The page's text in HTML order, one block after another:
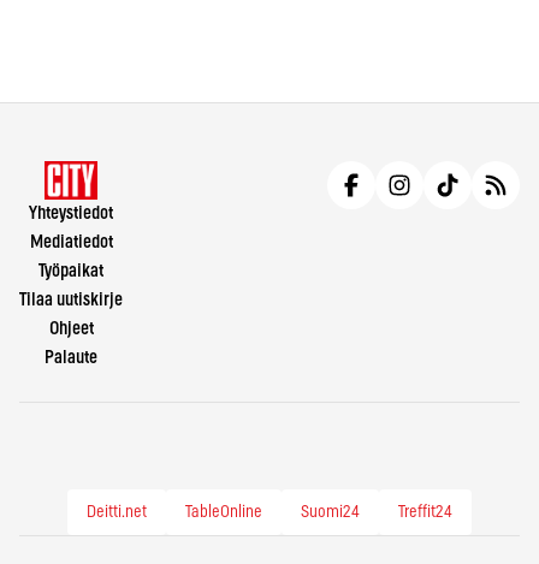
Yhteystiedot
Mediatiedot
Työpaikat
Tilaa uutiskirje
Ohjeet
Palaute
Deitti.net TableOnline Suomi24 Treffit24